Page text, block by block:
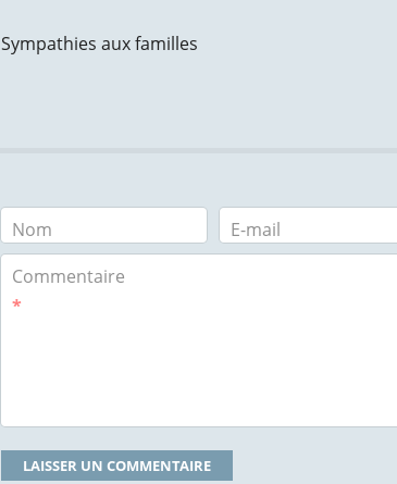
Sympathies aux familles
Nom
E-mail
Commentaire
*